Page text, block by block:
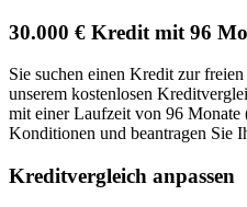
30.000 € Kredit mit 96
Sie suchen einen Kredit zur
unserem kostenlosen
mit einer Laufzeit von 96 Monate
Konditionen und beantragen Sie
Kreditvergleich anpassen